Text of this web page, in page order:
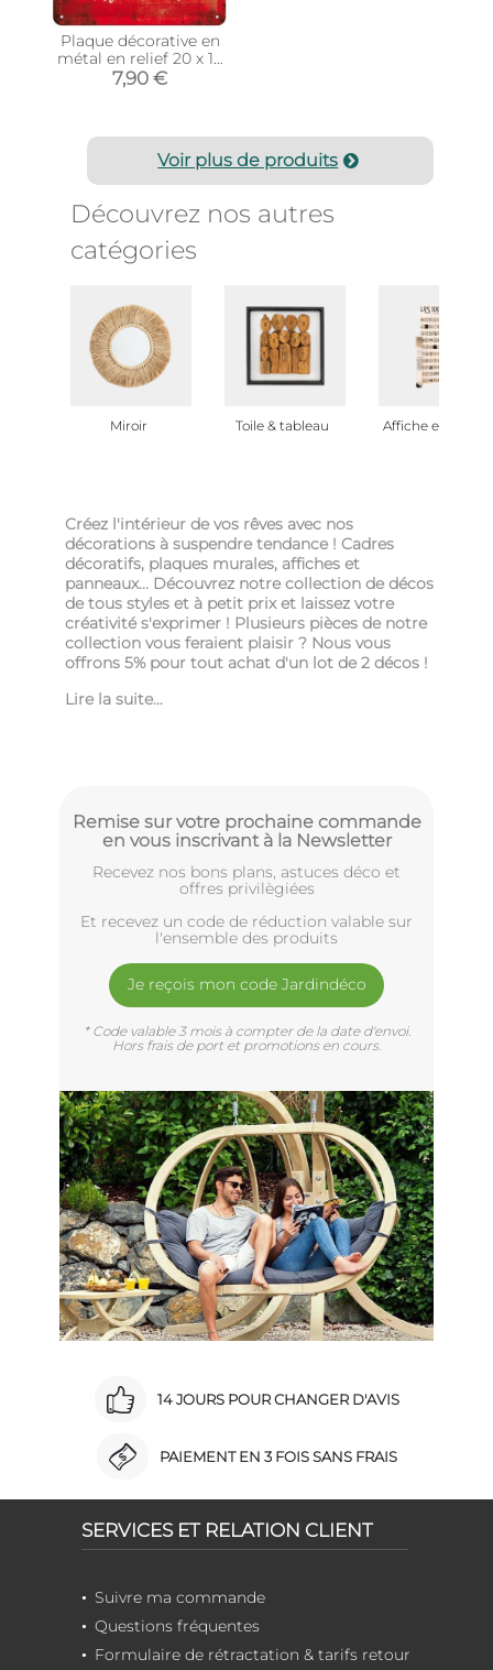
Plaque décorative en
métal en relief 20 x 15
cm (Coca Cola Logo
Rouge)
7,90 €
Voir plus de produits
Découvrez nos autres
catégories
Miroir Toile & tableau Affiche et poster
Créez l'intérieur de vos rêves avec nos
décorations à suspendre tendance ! Cadres
décoratifs, plaques murales, affiches et
panneaux... Découvrez notre collection de décos
de tous styles et à petit prix et laissez votre
créativité s'exprimer ! Plusieurs pièces de notre
collection vous feraient plaisir ? Nous vous
offrons 5% pour tout achat d'un lot de 2 décos !
Lire la suite...
Remise sur votre prochaine commande
en vous inscrivant à la Newsletter
Recevez nos bons plans, astuces déco et
offres privilègiées
Et recevez un code de réduction valable sur
l'ensemble des produits
Je reçois mon code Jardindéco
* Code valable 3 mois à compter de la date d'envoi.
Hors frais de port et promotions en cours.
14 JOURS POUR CHANGER D'AVIS
PAIEMENT EN 3 FOIS SANS FRAIS
SERVICES ET RELATION CLIENT
Suivre ma commande
Questions fréquentes
Formulaire de rétractation & tarifs retour